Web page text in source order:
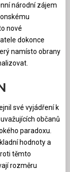
národní zájem
nové
dokonce
namísto obrany
své vyjádření k
občanů
paradoxu.
hodnoty a
těmto
rozměru